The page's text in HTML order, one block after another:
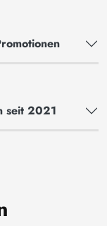
seit 2021